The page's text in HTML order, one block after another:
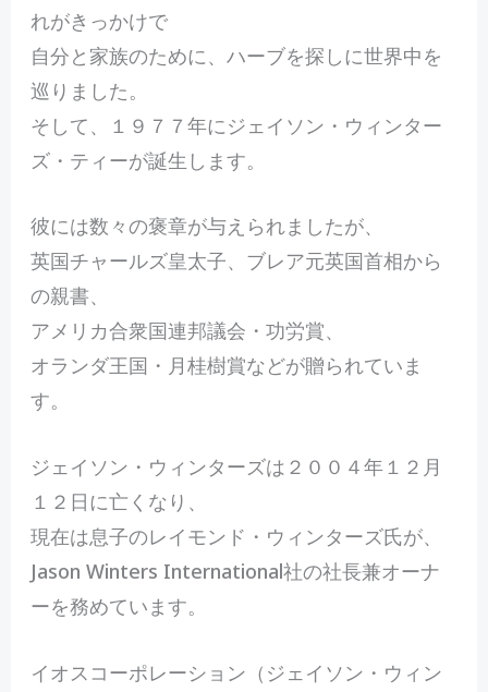
れがきっかけで
自分と家族のために、ハーブを探しに世界中を
巡りました。
そして、１９７７年にジェイソン・ウィンター
ズ・ティーが誕生します。
彼には数々の褒章が与えられましたが、
英国チャールズ皇太子、ブレア元英国首相から
の親書、
アメリカ合衆国連邦議会・功労賞、
オランダ王国・月桂樹賞などが贈られていま
す。
ジェイソン・ウィンターズは２００４年１２月
１２日に亡くなり、
現在は息子のレイモンド・ウィンターズ氏が、
Jason Winters International社の社長兼オーナ
ーを務めています。
イオスコーポレーション（ジェイソン・ウィン